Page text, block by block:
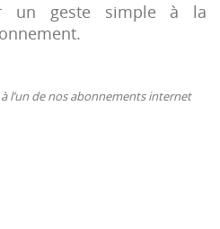
un geste simple à la
l’un de nos abonnements internet